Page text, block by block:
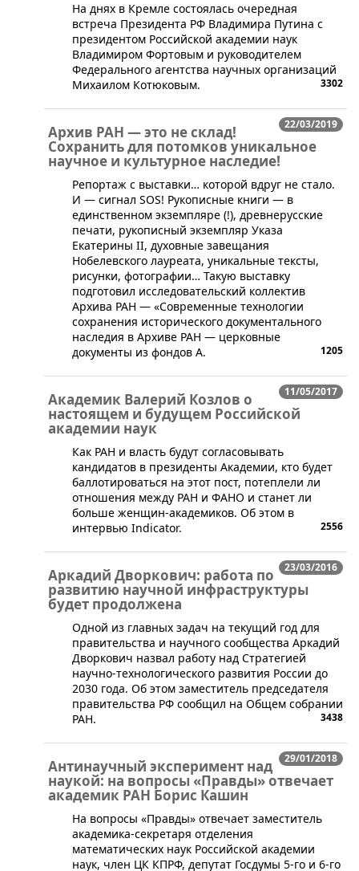
​На днях в Кремле состоялась очередная
встреча Президента РФ Владимира Путина с
президентом Российской академии наук
Владимиром Фортовым и руководителем
Федерального агентства научных организаций
Михаилом Котюковым.
3302
22/03/2019
Архив РАН — это не склад!
Сохранить для потомков уникальное
научное и культурное наследие!
Репортаж с выставки… которой вдруг не стало.
И — сигнал SOS! Рукописные книги — в
единственном экземпляре (!), древнерусские
печати, рукописный экземпляр Указа
Екатерины II, духовные завещания
Нобелевского лауреата, уникальные тексты,
рисунки, фотографии… Такую выставку
подготовил исследовательский коллектив
Архива РАН — «Современные технологии
сохранения исторического документального
наследия в Архиве РАН — церковные
документы из фондов А.
1205
11/05/2017
Академик Валерий Козлов о
настоящем и будущем Российской
академии наук
Как РАН и власть будут согласовывать
кандидатов в президенты Академии, кто будет
баллотироваться на этот пост, потеплели ли
отношения между РАН и ФАНО и станет ли
больше женщин-академиков. Об этом в
интервью Indicator.
2556
23/03/2016
Аркадий Дворкович: работа по
развитию научной инфраструктуры
будет продолжена
Одной из главных задач на текущий год для
правительства и научного сообщества Аркадий
Дворкович назвал работу над Стратегией
научно-технологического развития России до
2030 года. Об этом заместитель председателя
правительства РФ сообщил на Общем собрании
РАН.
3438
29/01/2018
Антинаучный эксперимент над
наукой: на вопросы «Правды» отвечает
академик РАН Борис Кашин
На вопросы «Правды» отвечает заместитель
академика-секретаря отделения
математических наук Российской академии
наук, член ЦК КПРФ, депутат Госдумы 5-го и 6-го